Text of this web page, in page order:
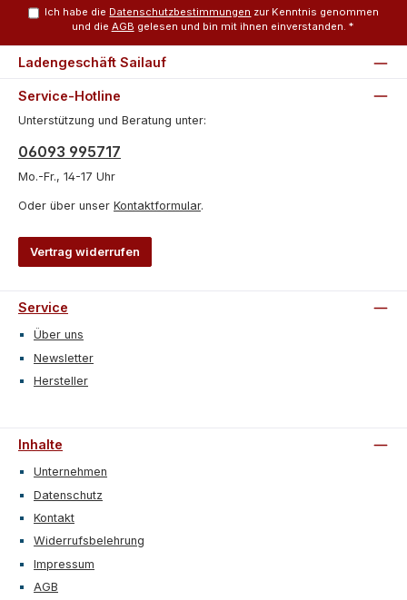
Ich habe die Datenschutzbestimmungen zur Kenntnis genommen
und die AGB gelesen und bin mit ihnen einverstanden. *
Service-Hotline
Unterstützung und Beratung unter:
06093 995717
Mo.-Fr., 14-17 Uhr
Oder über unser Kontaktformular.
Vertrag widerrufen
Ladengeschäft Sailauf
Service
Über uns
Newsletter
Hersteller
Inhalte
Unternehmen
Datenschutz
Kontakt
Widerrufsbelehrung
Impressum
AGB